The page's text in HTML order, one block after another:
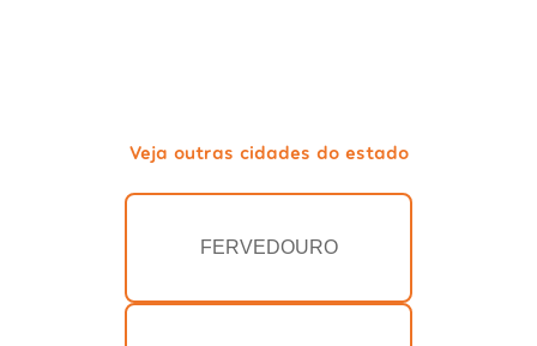
Veja outras cidades do estado
FERVEDOURO